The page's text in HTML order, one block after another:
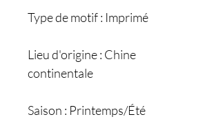
Type de motif : Imprimé
Lieu d'origine : Chine
continentale
Saison : Printemps/Été